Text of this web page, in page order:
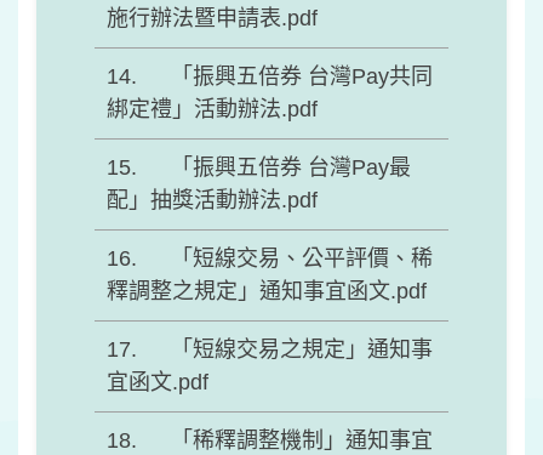
施行辦法暨申請表.pdf
「振興五倍券 台灣Pay共同
綁定禮」活動辦法.pdf
「振興五倍券 台灣Pay最
配」抽獎活動辦法.pdf
「短線交易、公平評價、稀
釋調整之規定」通知事宜函文.pdf
「短線交易之規定」通知事
宜函文.pdf
「稀釋調整機制」通知事宜